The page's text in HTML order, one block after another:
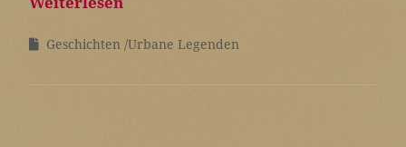
Geschichten Urbane Legenden